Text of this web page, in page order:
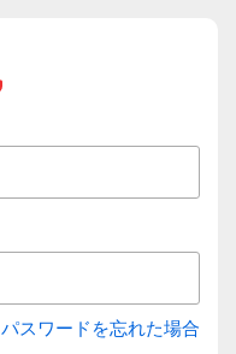
パスワードを忘れた場合